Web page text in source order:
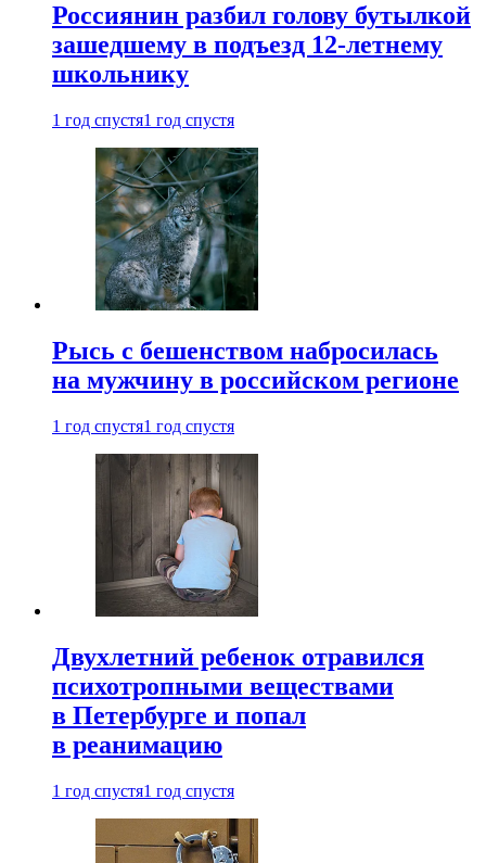
Россиянин разбил голову бутылкой
зашедшему в подъезд 12-летнему
школьнику
1 год спустя1 год спустя
Рысь с бешенством набросилась
на мужчину в российском регионе
1 год спустя1 год спустя
Двухлетний ребенок отравился
психотропными веществами
в Петербурге и попал
в реанимацию
1 год спустя1 год спустя